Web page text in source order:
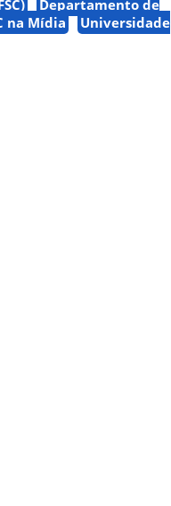
Departamento de
na Mídia
Universidade